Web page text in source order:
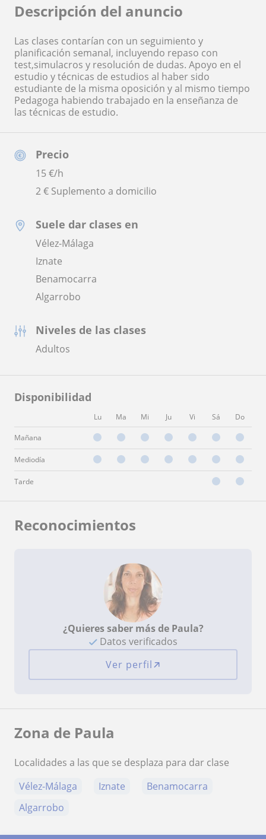
Precio
15€/h
2 € Suplemento a domicilio
Suele dar clases en
Vélez-Málaga
Iznate
Benamocarra
Algarrobo
Niveles de las clases
Adultos
Disponibilidad
Lu Ma Mi Ju Vi Sá Do
Mañana
Mediodía
Tarde
Descripción del anuncio
Las clases contarían con un seguimiento y
planificación semanal, incluyendo repaso con
test,simulacros y resolución de dudas. Apoyo en el
estudio y técnicas de estudios al haber sido
estudiante de la misma oposición y al mismo tiempo
Pedagoga habiendo trabajado en la enseñanza de
las técnicas de estudio.
Reconocimientos
¿Quieres saber más de Paula?
Datos verificados
Ver perfil
Zona de Paula
Localidades a las que se desplaza para dar clase
Vélez-Málaga
Iznate
Benamocarra
Algarrobo